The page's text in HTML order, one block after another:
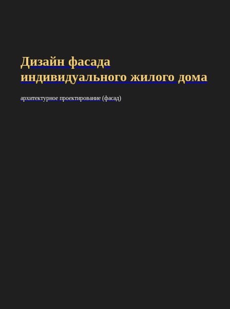
Дизайн фасада
индивидуального жилого дома
архитектурное проектирование (фасад)